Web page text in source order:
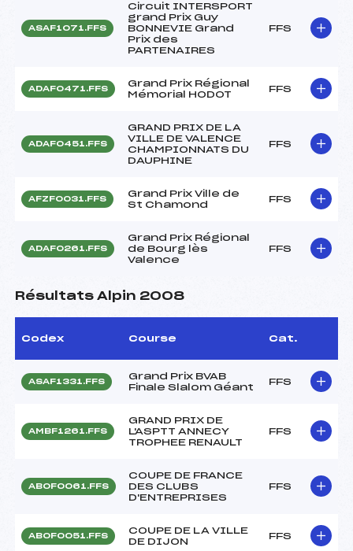
ASAF1071.FFS
Circuit INTERSPORT
grand Prix Guy
BONNEVIE Grand
Prix des
PARTENAIRES
FFS
ADAF0471.FFS
Grand Prix Régional
Mémorial HODOT
FFS
ADAF0451.FFS
GRAND PRIX DE LA
VILLE DE VALENCE
CHAMPIONNATS DU
DAUPHINE
FFS
AFZF0031.FFS
Grand Prix Ville de
St Chamond
FFS
ADAF0261.FFS
Grand Prix Régional
de Bourg lès
Valence
FFS
Résultats Alpin 2008
Codex Course Cat.
ASAF1331.FFS
Grand Prix BVAB
Finale Slalom Géant
FFS
AMBF1261.FFS
GRAND PRIX DE
L'ASPTT ANNECY
TROPHEE RENAULT
FFS
ABOF0061.FFS
COUPE DE FRANCE
DES CLUBS
D'ENTREPRISES
FFS
ABOF0051.FFS
COUPE DE LA VILLE
DE DIJON
FFS